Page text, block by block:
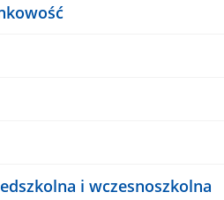
i wczesnoszkolna